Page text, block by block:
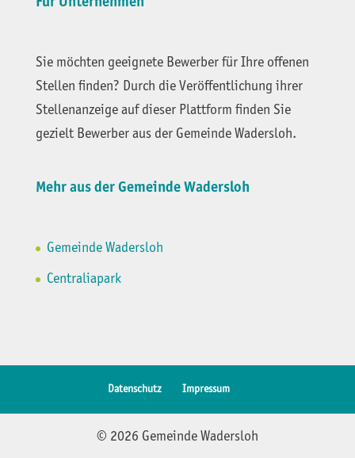
Sie möchten geeignete Bewerber für Ihre offenen
Stellen finden? Durch die Veröffentlichung ihrer
Stellenanzeige auf dieser Plattform finden Sie
gezielt Bewerber aus der Gemeinde Wadersloh.
Mehr aus der Gemeinde Wadersloh
Gemeinde Wadersloh
Centraliapark
Datenschutz Impressum
© 2026 Gemeinde Wadersloh